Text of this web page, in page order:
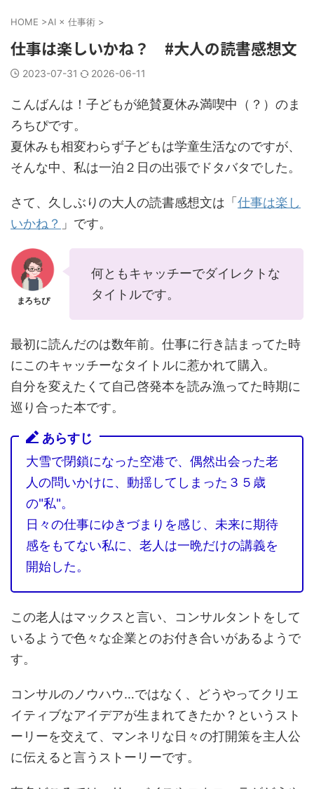
HOME >AI × 仕事術 >
仕事は楽しいかね？ #大人の読書感想文
2023-07-31 2026-06-11
こんばんは！子どもが絶賛夏休み満喫中（？）のま
ろちぴです。
夏休みも相変わらず子どもは学童生活なのですが、
そんな中、私は一泊２日の出張でドタバタでした。
さて、久しぶりの大人の読書感想文は「 仕事は楽し
いかね？ 」です。
何ともキャッチーでダイレクトな
タイトルです。
最初に読んだのは数年前。仕事に行き詰まってた時
にこのキャッチーなタイトルに惹かれて購入。
自分を変えたくて自己啓発本を読み漁ってた時期に
巡り合った本です。
あらすじ
大雪で閉鎖になった空港で、偶然出会った老
人の問いかけに、動揺してしまった３５歳
の"私"。
日々の仕事にゆきづまりを感じ、未来に期待
感をもてない私に、老人は一晩だけの講義を
開始した。
この老人はマックスと言い、コンサルタントをして
いるようで色々な企業とのお付き合いがあるようで
す。
コンサルのノウハウ…ではなく、どうやってクリエ
イティブなアイデアが生まれてきたか？というスト
ーリーを交えて、マンネリな日々の打開策を主人公
に伝えると言うストーリーです。